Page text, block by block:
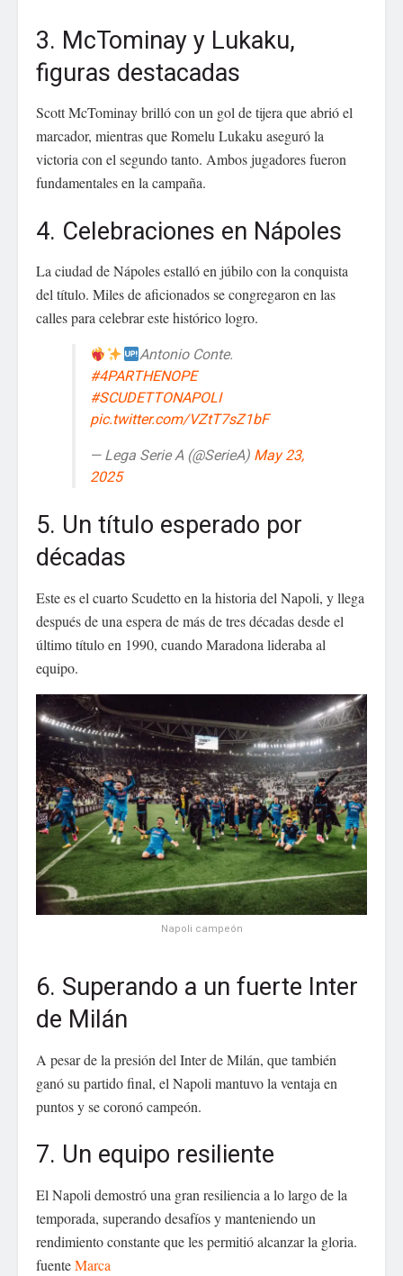
3. McTominay y Lukaku,
figuras destacadas
Scott McTominay brilló con un gol de tijera que abrió el
marcador, mientras que Romelu Lukaku aseguró la
victoria con el segundo tanto. Ambos jugadores fueron
fundamentales en la campaña.
4. Celebraciones en Nápoles
La ciudad de Nápoles estalló en júbilo con la conquista
del título. Miles de aficionados se congregaron en las
calles para celebrar este histórico logro.
Antonio Conte.
#4PARTHENOPE
#SCUDETTONAPOLI
pic.twitter.com/VZtT7sZ1bF
— Lega Serie A (@SerieA) May 23,
2025
5. Un título esperado por
décadas
Este es el cuarto Scudetto en la historia del Napoli, y llega
después de una espera de más de tres décadas desde el
último título en 1990, cuando Maradona lideraba al
equipo.
Napoli campeón
6. Superando a un fuerte Inter
de Milán
A pesar de la presión del Inter de Milán, que también
ganó su partido final, el Napoli mantuvo la ventaja en
puntos y se coronó campeón.
7. Un equipo resiliente
El Napoli demostró una gran resiliencia a lo largo de la
temporada, superando desafíos y manteniendo un
rendimiento constante que les permitió alcanzar la gloria.
fuenteMarca